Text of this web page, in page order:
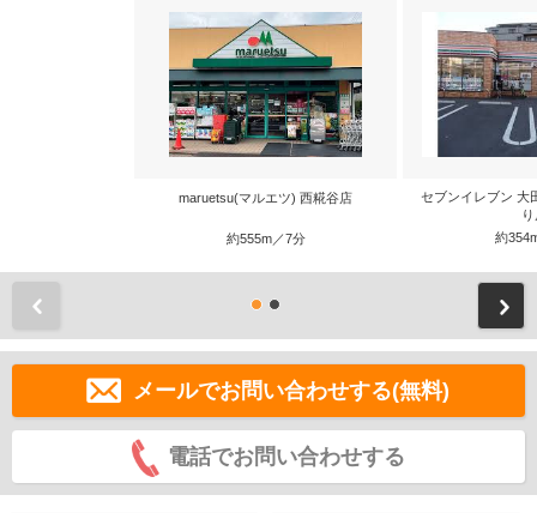
maruetsu(マルエツ) 西糀谷店
約555m／7分
セブンイレブン 大
約
メールでお問い合わせする(無料)
電話でお問い合わせする